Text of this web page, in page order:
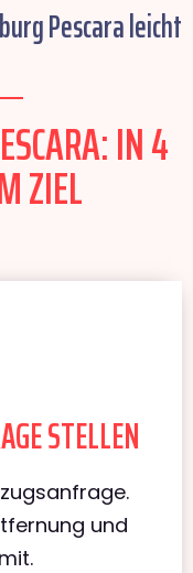
Pescara leicht
IN 4
ZIEL
STELLEN
und